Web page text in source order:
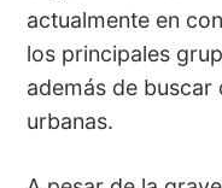
actualmente en
los principales
además de buscar
urbanas.